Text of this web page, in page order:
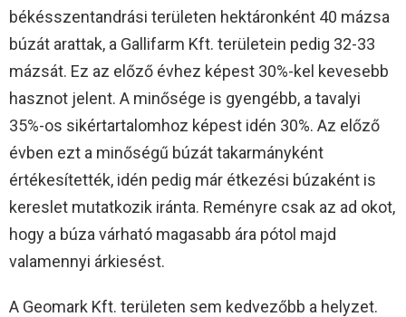
békésszentandrási területen hektáronként 40 mázsa
búzát arattak, a Gallifarm Kft. területein pedig 32-33
mázsát. Ez az előző évhez képest 30%-kel kevesebb
hasznot jelent. A minősége is gyengébb, a tavalyi
35%-os sikértartalomhoz képest idén 30%. Az előző
évben ezt a minőségű búzát takarmányként
értékesítették, idén pedig már étkezési búzaként is
kereslet mutatkozik iránta. Reményre csak az ad okot,
hogy a búza várható magasabb ára pótol majd
valamennyi árkiesést.
A Geomark Kft. területen sem kedvezőbb a helyzet.